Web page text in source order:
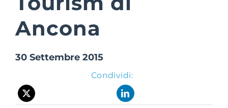
Suite Login
Ancona
30 Settembre 2015
Condividi: